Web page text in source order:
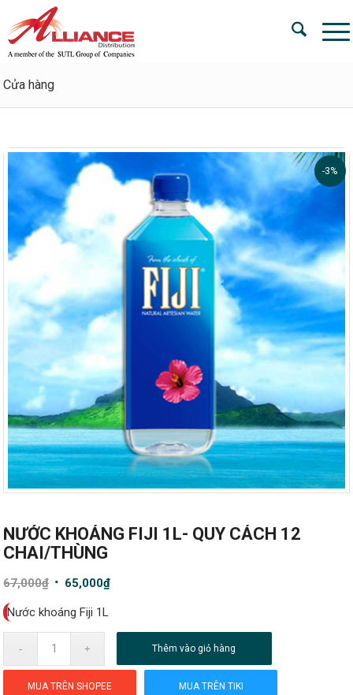
Cửa hàng
-3%
NƯỚC KHOÁNG FIJI 1L- QUY CÁCH 12
CHAI/THÙNG
67,000₫ Giá
là:
65,000₫Giá
Nước khoáng Fiji 1L
Thêm vào giỏ hàng
MUA TRÊN SHOPEE MUA TRÊN TIKI